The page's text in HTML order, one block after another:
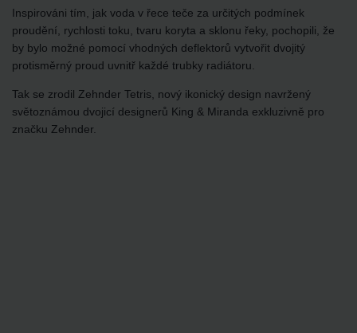
Inspirováni tím, jak voda v řece teče za určitých podmínek
proudění, rychlosti toku, tvaru koryta a sklonu řeky, pochopili, že
by bylo možné pomocí vhodných deflektorů vytvořit dvojitý
protisměrný proud uvnitř každé trubky radiátoru.
Tak se zrodil Zehnder Tetris, nový ikonický design navržený
světoznámou dvojicí designerů King & Miranda exkluzivně pro
značku Zehnder.